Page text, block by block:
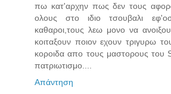
πω κατ'αρχην πως δεν τους
ολους στο ιδιο τσουβαλι
καθαροι,τους λεω μονο να
κοιταξουν ποιον εχουν τριγυρω
κοροιδα απο τους μαστορους του
πατριωτισμο....
Απάντηση